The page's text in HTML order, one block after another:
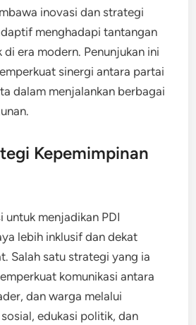
inovasi dan strategi
menghadapi tantangan
era modern. Penunjukan ini
sinergi antara partai
dalam menjalankan berbagai
Kepemimpinan
menjadikan PDI
lebih inklusif dan dekat
Salah satu strategi yang ia
komunikasi antara
dan warga melalui
edukasi politik, dan